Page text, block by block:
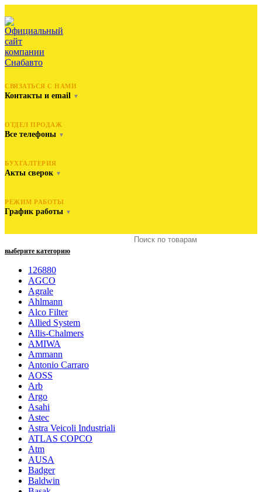
СВЯЗАТЬСЯ С НАМИ
Контакты и email ▼
ОТДЕЛ ПРОДАЖ
Все телефоны ▼
БУХГАЛТЕРИЯ
Акты сверок ▼
РЕЖИМ РАБОТЫ
График работы ▼
выберите категорию
126880
AGCO
Agrale
Ahlmann
Alco Filter
Allied System
Allis-Chalmers
AMIWA
Ammann
Antonio Carraro
AOSS
Arb
Argo
Asahi
Astec
Astra Veicoli Industriali
ATLAS COPCO
Atm
AUSA
Badger
Baldwin